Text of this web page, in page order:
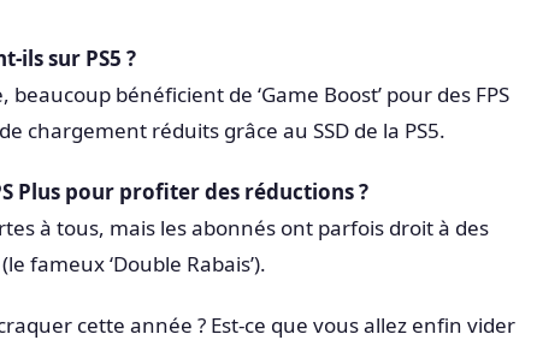
ils sur PS5 ?
bénéficient de ‘Game Boost’ pour des FPS
chargement réduits grâce au SSD de la PS5.
Plus pour profiter des réductions ?
à tous, mais les abonnés ont parfois droit à des
fameux ‘Double Rabais’).
cette année ? Est-ce que vous allez enfin vider